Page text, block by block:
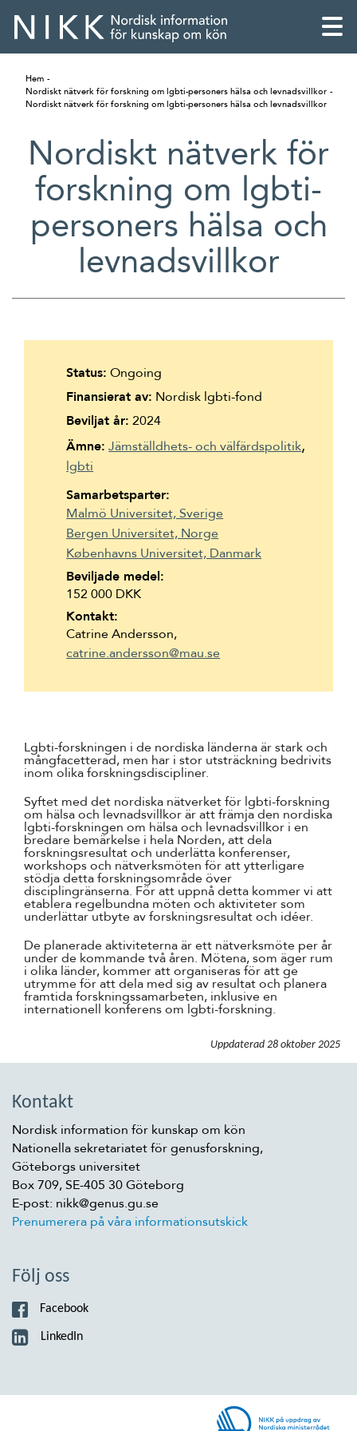
Skandinaviska
Suomi
Íslenska
Hem
Nordiskt nätverk för forskning om lgbti-personers hälsa och levnadsvillkor
Nordiskt nätverk för forskning om lgbti-personers hälsa och levnadsvillkor
Nordiskt nätverk för
forskning om lgbti-
personers hälsa och
levnadsvillkor
Lgbti-forskningen i de nordiska länderna är stark och
mångfacetterad, men har i stor utsträckning bedrivits
inom olika forskningsdiscipliner.
Syftet med det nordiska nätverket för lgbti-forskning
om hälsa och levnadsvillkor är att främja den nordiska
lgbti-forskningen om hälsa och levnadsvillkor i en
bredare bemärkelse i hela Norden, att dela
forskningsresultat och underlätta konferenser,
workshops och nätverksmöten för att ytterligare
stödja detta forskningsområde över
disciplingränserna. För att uppnå detta kommer vi att
etablera regelbundna möten och aktiviteter som
underlättar utbyte av forskningsresultat och idéer.
De planerade aktiviteterna är ett nätverksmöte per år
under de kommande två åren. Mötena, som äger rum
i olika länder, kommer att organiseras för att ge
utrymme för att dela med sig av resultat och planera
framtida forskningssamarbeten, inklusive en
internationell konferens om lgbti-forskning.
Status: Ongoing
Finansierat av: Nordisk lgbti-fond
Beviljat år: 2024
Ämne: Jämställdhets- och välfärdspolitik
lgbti
Samarbetsparter:
Malmö Universitet, Sverige
Bergen Universitet, Norge
Københavns Universitet, Danmark
Beviljade medel:
152 000 DKK
Kontakt:
Catrine Andersson,
catrine.andersson@mau.se
Uppdaterad 28 oktober 2025
Kontakt
Nordisk information för kunskap om kön
Nationella sekretariatet för genusforskning,
Göteborgs universitet
Box 709, SE-405 30 Göteborg
E-post: nikk@genus.gu.se
Prenumerera på våra informationsutskick
Följ oss
Facebook
LinkedIn